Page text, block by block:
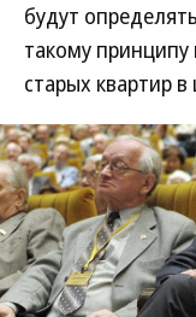
будут
такому
старых квартир